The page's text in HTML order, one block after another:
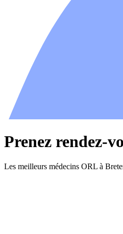
Prenez rendez-
Les meilleurs médecins ORL à